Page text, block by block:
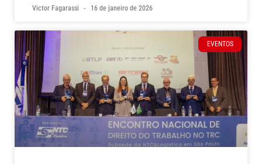
Victor Fagarassi 16 de janeiro de 2026
EVENTOS